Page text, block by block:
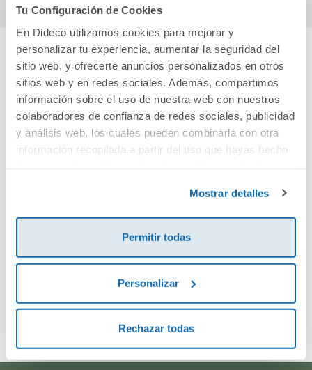
Tu Configuración de Cookies
En Dideco utilizamos cookies para mejorar y
personalizar tu experiencia, aumentar la seguridad del
sitio web, y ofrecerte anuncios personalizados en otros
sitios web y en redes sociales. Además, compartimos
información sobre el uso de nuestra web con nuestros
colaboradores de confianza de redes sociales, publicidad
y análisis web, los cuales pueden combinarla con otra
información recopilada a partir del uso que hayas hecho
Mostrar detalles
Permitir todas
Personalizar
Rechazar todas
Cuéntanos tu opinión
¡Sé el primero en valorar este producto!
Envía tu opinión